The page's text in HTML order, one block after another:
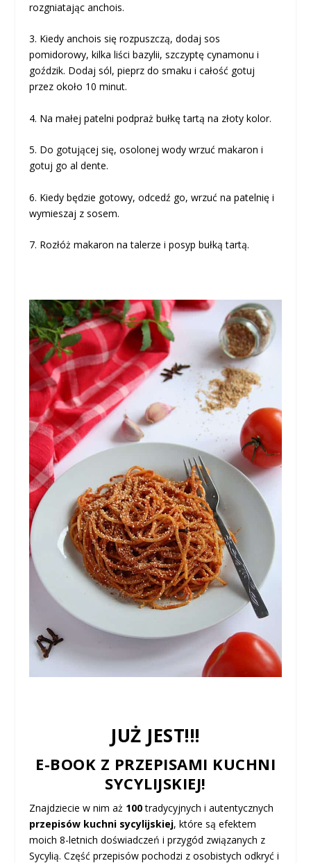
rozgniatając anchois.
3. Kiedy anchois się rozpuszczą, dodaj sos
pomidorowy, kilka liści bazylii, szczyptę cynamonu i
goździk. Dodaj sól, pieprz do smaku i całość gotuj
przez około 10 minut.
4. Na małej patelni podpraż bułkę tartą na złoty kolor.
5. Do gotującej się, osolonej wody wrzuć makaron i
gotuj go al dente.
6. Kiedy będzie gotowy, odcedź go, wrzuć na patelnię i
wymieszaj z sosem.
7. Rozłóż makaron na talerze i posyp bułką tartą.
JUŻ JEST!!!
E-BOOK Z PRZEPISAMI KUCHNI
SYCYLIJSKIEJ!
Znajdziecie w nim aż 100tradycyjnych i autentycznych
przepisów kuchni sycylijskiej, które są efektem
moich 8-letnich doświadczeń i przygód związanych z
Sycylią. Część przepisów pochodzi z osobistych odkryć i